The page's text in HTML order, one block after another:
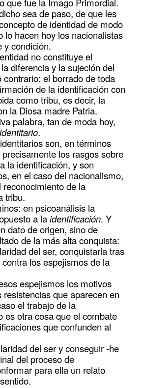
que fue la Imago Primordial.
sea de paso, de que les
de identidad de modo
lo hacen hoy los nacionalistas
y condición.
no constituye el
diferencia y la sujeción del
contrario: el borrado de toda
de la identificación con
como tribu, es decir, la
la Diosa madre Patria.
palabra, tan de moda hoy,
.
son, en términos
los rasgos sobre
la identificación, y son
en el caso del nacionalismo,
de la
tribu.
en psicoanálisis la
a laidentificación. Y
dato de origen, sino de
de la más alta conquista:
del ser, conquistarla tras
los espejismos de la
espejismos los motivos
resistencias que aparecen en
el trabajo de la
es otra cosa que el combate
que confunden al
del ser y conseguir -he
del proceso de
para ella un relato